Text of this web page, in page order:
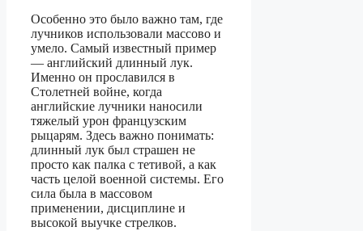
Особенно это было важно там, где
лучников использовали массово и
умело. Самый известный пример
— английский длинный лук.
Именно он прославился в
Столетней войне, когда
английские лучники наносили
тяжелый урон французским
рыцарям. Здесь важно понимать:
длинный лук был страшен не
просто как палка с тетивой, а как
часть целой военной системы. Его
сила была в массовом
применении, дисциплине и
высокой выучке стрелков.